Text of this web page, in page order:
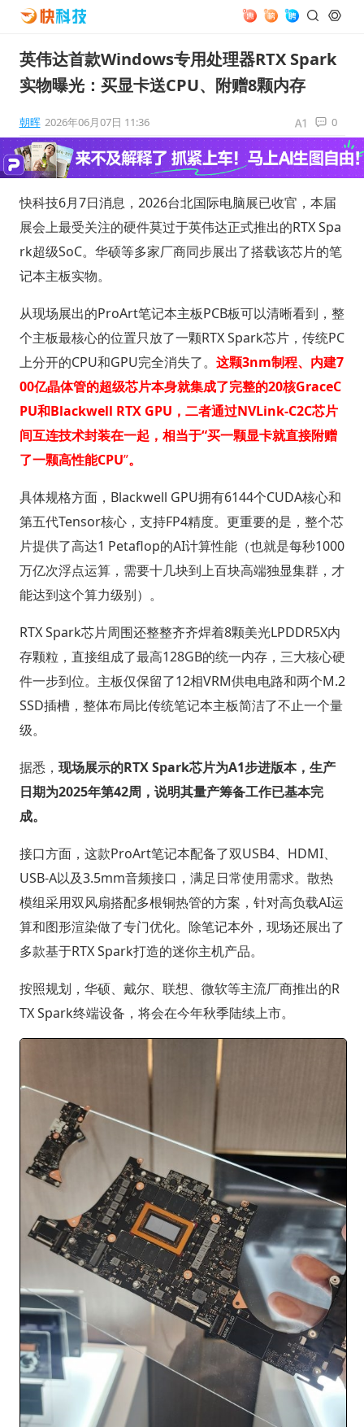
英伟达首款Windows专用处理器RTX Spark
实物曝光：买显卡送CPU、附赠8颗内存
朝晖 2026年06月07日 11:36 0
快科技6月7日消息，2026台北国际电脑展已收官，本届
展会上最受关注的硬件莫过于英伟达正式推出的RTX Spa
rk超级SoC。华硕等多家厂商同步展出了搭载该芯片的笔
记本主板实物。
从现场展出的ProArt笔记本主板PCB板可以清晰看到，整
个主板最核心的位置只放了一颗RTX Spark芯片，传统PC
上分开的CPU和GPU完全消失了。 这颗3nm制程、内建7
00亿晶体管的超级芯片本身就集成了完整的20核GraceC
PU和Blackwell RTX GPU，二者通过NVLink-C2C芯片
间互连技术封装在一起，相当于“买一颗显卡就直接附赠
了一颗高性能CPU”。
具体规格方面，Blackwell GPU拥有6144个CUDA核心和
第五代Tensor核心，支持FP4精度。更重要的是，整个芯
片提供了高达1 Petaflop的AI计算性能（也就是每秒1000
万亿次浮点运算，需要十几块到上百块高端独显集群，才
能达到这个算力级别）。
RTX Spark芯片周围还整整齐齐焊着8颗美光LPDDR5X内
存颗粒，直接组成了最高128GB的统一内存，三大核心硬
件一步到位。主板仅保留了12相VRM供电电路和两个M.2
SSD插槽，整体布局比传统笔记本主板简洁了不止一个量
级。
据悉， 现场展示的RTX Spark芯片为A1步进版本，生产
日期为2025年第42周，说明其量产筹备工作已基本完
成。
接口方面，这款ProArt笔记本配备了双USB4、HDMI、
USB-A以及3.5mm音频接口，满足日常使用需求。散热
模组采用双风扇搭配多根铜热管的方案，针对高负载AI运
算和图形渲染做了专门优化。除笔记本外，现场还展出了
多款基于RTX Spark打造的迷你主机产品。
按照规划，华硕、戴尔、联想、微软等主流厂商推出的R
TX Spark终端设备，将会在今年秋季陆续上市。